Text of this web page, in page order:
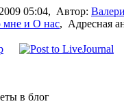
05:04, Автор:
мне и О нас, Адресная
в блог